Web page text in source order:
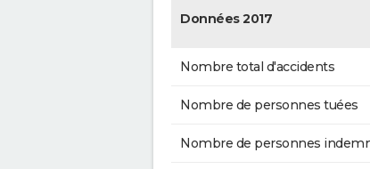
Données 2017
Nombre total d'accidents
Nombre de personnes tuées
Nombre de personnes